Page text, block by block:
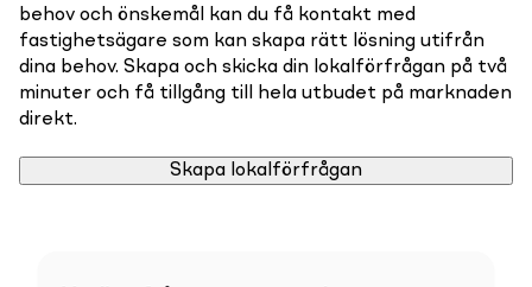
behov och önskemål kan du få kontakt med
fastighetsägare som kan skapa rätt lösning utifrån
dina behov. Skapa och skicka din lokalförfrågan på två
minuter och få tillgång till hela utbudet på marknaden
direkt.
Skapa lokalförfrågan